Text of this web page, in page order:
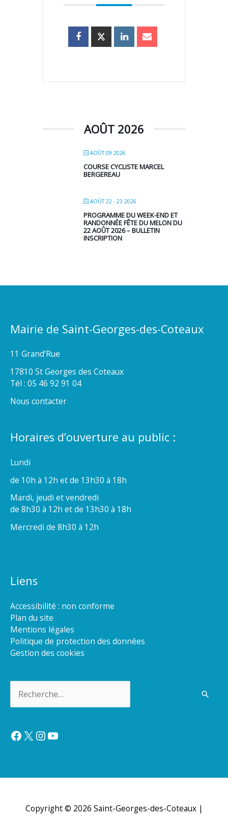
AOÛT 2026
AOÛT 09 2026
COURSE CYCLISTE MARCEL
BERGEREAU
AOÛT 22 - 23 2026
PROGRAMME DU WEEK-END ET
RANDONNÉE FÊTE DU MELON DU
22 AOÛT 2026 – BULLETIN
INSCRIPTION
Mairie de Saint-Georges-des-Coteaux
11 Grand’Rue
17810 St Georges des Coteaux
Tél : 05 46 92 91 04
Nous contacter
Horaires d’ouverture au public :
Lundi
de 10h à 12h et de 13h30 à 18h
Mardi, jeudi et vendredi
de 8h30 à 12h et de 13h30 à 18h
Mercredi de 8h30 à 12h
Liens
Accessibilité : non conforme
Plan du site
Mentions légales
Politique de protection des données
Gestion des cookies
Facebook
X Instagram
YouTube
Copyright © 2026 Saint-Georges-des-Coteaux|